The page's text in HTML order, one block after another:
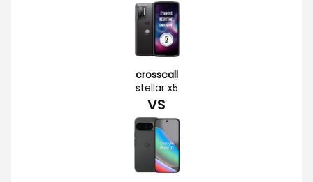
crosscall
stellar x5
VS